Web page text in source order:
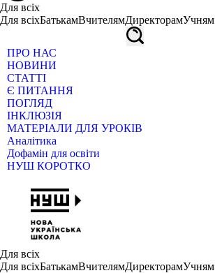
Для всіх
Для всіхБатькамВчителямДиректорамУчням
ПРО НАС
НОВИНИ
СТАТТІ
Є ПИТАННЯ
ПОГЛЯД
ІНКЛЮЗІЯ
МАТЕРІАЛИ ДЛЯ УРОКІВ
Аналітика
Дофамін для освіти
НУШ КОРОТКО
Для всіх
Для всіхБатькамВчителямДиректорамУчням